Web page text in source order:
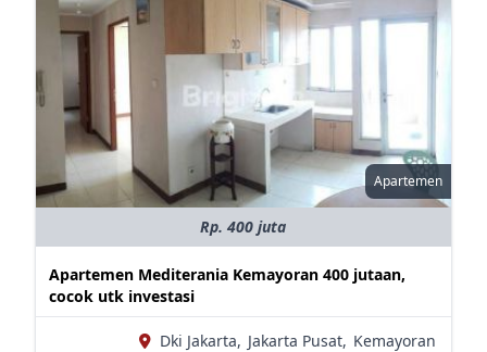
Apartemen
Rp. 400 juta
Apartemen Mediterania Kemayoran 400 jutaan,
cocok utk investasi
Dki Jakarta, Jakarta Pusat, Kemayoran